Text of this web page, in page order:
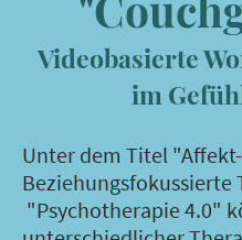
Videobasierte
im
Unter dem Titel
Beziehungsfokussierte
"Psychotherapie 4.0"